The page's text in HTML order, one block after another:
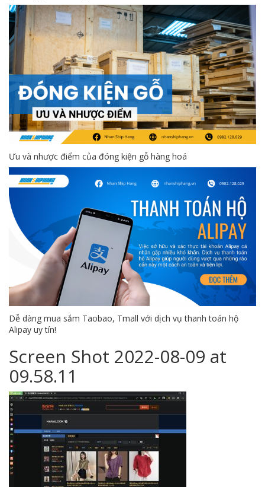
Ưu và nhược điểm của đóng kiện gỗ hàng hoá
Dễ dàng mua sắm Taobao, Tmall với dịch vụ thanh toán hộ
Alipay uy tín!
Screen Shot 2022-08-09 at
09.58.11